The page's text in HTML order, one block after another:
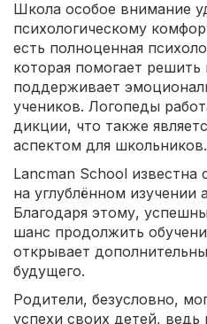
Школа особое внимание
психологическому
есть полноценная
которая помогает
поддерживает
учеников. Логопеды
дикции, что также
аспектом для школьников.
Lancman School известна
на углублённом изучении
Благодаря этому,
шанс продолжить
открывает
будущего.
Родители, безусловно,
успехи своих детей,